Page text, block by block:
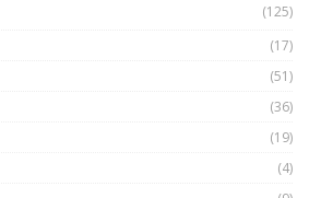
nào?
Blockchain
(125)
(17)
(51)
(36)
(19)
(4)